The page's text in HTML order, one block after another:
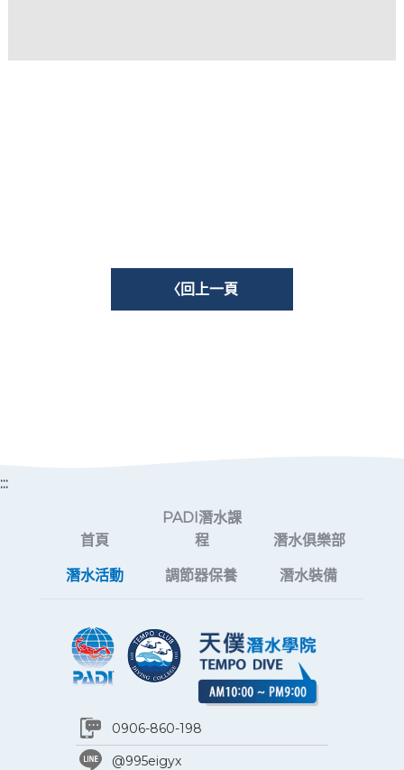
〈回上一頁
:::
首頁
PADI潛水課
程
潛水俱樂部
潛水活動 調節器保養 潛水裝備
0906-860-198
@995eigyx